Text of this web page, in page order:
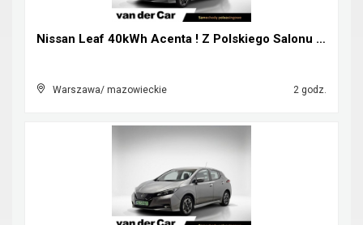
Nissan Leaf 40kWh Acenta ! Z Polskiego Salonu ! Fa...
Warszawa/ mazowieckie 2 godz.